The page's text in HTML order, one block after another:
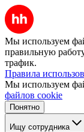
Мы используем
правильную
трафик.
Правила
Мы используем
файлов cookie
Понятно
Ищу сотрудника